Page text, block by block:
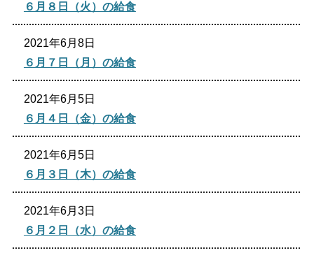
６月８日（火）の給食
2021年6月8日
６月７日（月）の給食
2021年6月5日
６月４日（金）の給食
2021年6月5日
６月３日（木）の給食
2021年6月3日
６月２日（水）の給食